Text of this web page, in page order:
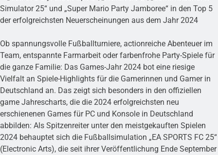
Simulator 25“ und „Super Mario Party Jamboree“ in den Top 5
der erfolgreichsten Neuerscheinungen aus dem Jahr 2024
Ob spannungsvolle Fußballturniere, actionreiche Abenteuer im
Team, entspannte Farmarbeit oder farbenfrohe Party-Spiele für
die ganze Familie: Das Games-Jahr 2024 bot eine riesige
Vielfalt an Spiele-Highlights für die Gamerinnen und Gamer in
Deutschland an. Das zeigt sich besonders in den offiziellen
game Jahrescharts, die die 2024 erfolgreichsten neu
erschienenen Games für PC und Konsole in Deutschland
abbilden: Als Spitzenreiter unter den meistgekauften Spielen
2024 behauptet sich die Fußballsimulation „EA SPORTS FC 25“
(Electronic Arts), die seit ihrer Veröffentlichung Ende September